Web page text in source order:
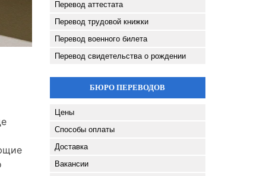
Перевод аттестата
Перевод трудовой книжки
Перевод военного билета
Перевод свидетельства о рождении
БЮРО ПЕРЕВОДОВ
Цены
Способы оплаты
Доставка
Вакансии